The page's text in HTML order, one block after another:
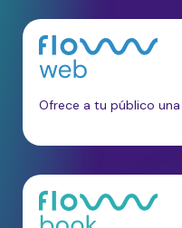
Ofrece a tu público